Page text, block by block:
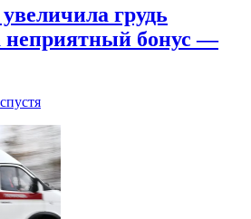
грудь
неприятный бонус —